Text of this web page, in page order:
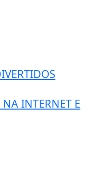
INTERNET E